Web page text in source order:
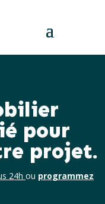
pour
projet.
24h ou programmez